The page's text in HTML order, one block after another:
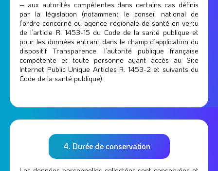
– aux autorités compétentes dans certains cas définis
par la législation (notamment le conseil national de
l’ordre concerné ou agence régionale de santé en vertu
de l’article R. 1453-15 du Code de la santé publique et
pour les données entrant dans le champ d’application du
dispositif Transparence, l’autorité publique française
compétente et toute personne ayant accès au Site
Internet Public Unique Articles R. 1453-2 et suivants du
Code de la santé publique).
4. Durée de conservation